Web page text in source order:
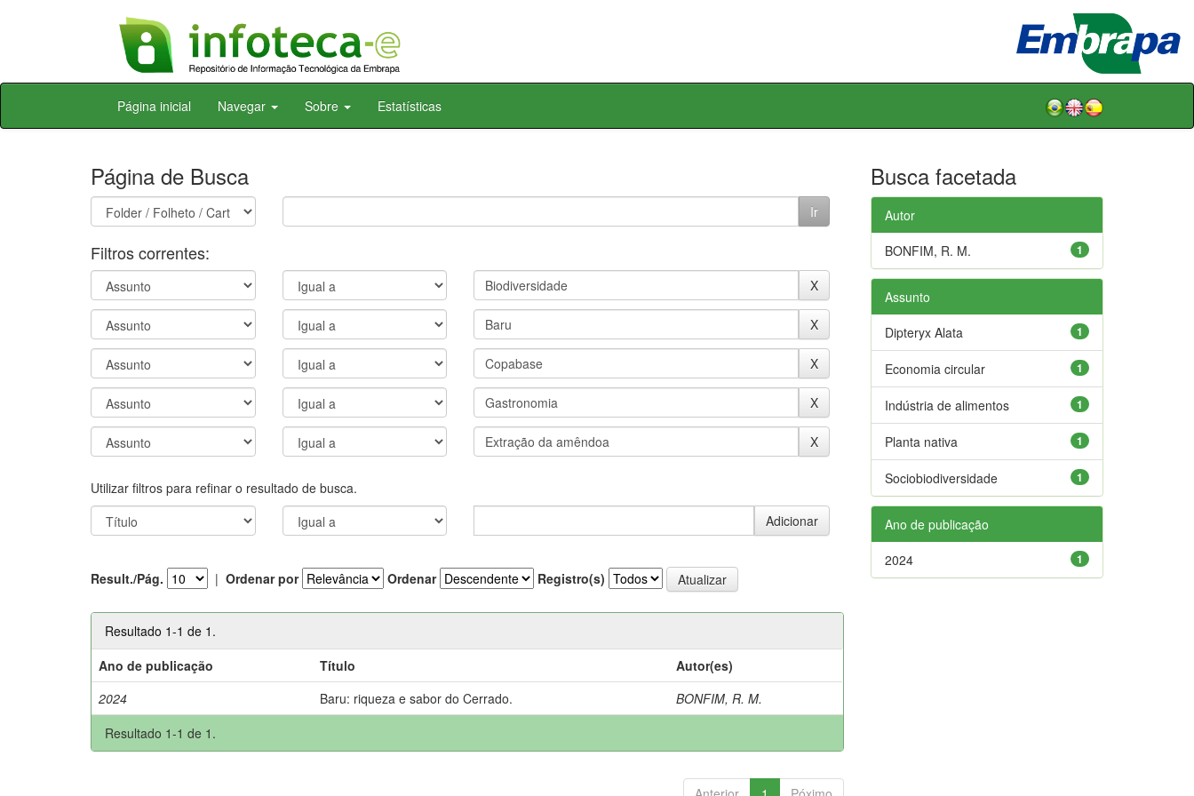
Skip
Página inicial Navegar Sobre Estatísticas
Página de Busca
Filtros correntes:
Utilizar filtros para refinar o resultado de busca.
Result./Pág. | Ordenar por Ordenar Registro(s)
Resultado 1-1 de 1.
Ano de publicação
Título
Autor(es)
2024
Baru: riqueza e sabor do Cerrado.
BONFIM, R. M.
Resultado 1-1 de 1.
Busca facetada
Autor
1
BONFIM, R. M.
Assunto
1
Dipteryx Alata
1
Economia circular
1
Indústria de alimentos
1
Planta nativa
1
Sociobiodiversidade
Ano de publicação
1
2024